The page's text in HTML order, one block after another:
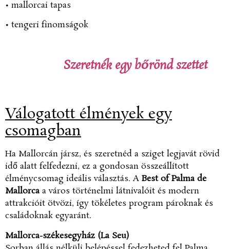
• mallorcai tapas
• tengeri finomságok
Szeretnék egy bőrönd szettet
Válogatott élmények egy
csomagban
Ha Mallorcán jársz, és szeretnéd a sziget legjavát rövid
idő alatt felfedezni, ez a gondosan összeállított
élménycsomag ideális választás. A Best of Palma de
Mallorca a város történelmi látnivalóit és modern
attrakcióit ötvözi, így tökéletes program pároknak és
családoknak egyaránt.
Mallorca-székesegyház (La Seu)